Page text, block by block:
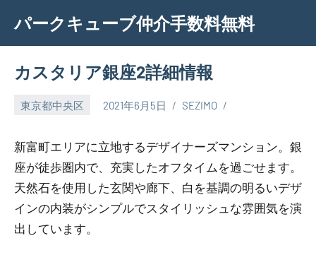
content
パークキューブ仲介手数料無料
カスタリア銀座2詳細情報
東京都中央区 2021年6月5日 SEZIMO
新富町エリアに立地するデザイナーズマンション。銀
座が徒歩圏内で、充実したオフタイムを過ごせます。
天然石を使用した玄関や廊下、白を基調の明るいデザ
インの内装がシンプルでスタイリッシュな雰囲気を演
出しています。